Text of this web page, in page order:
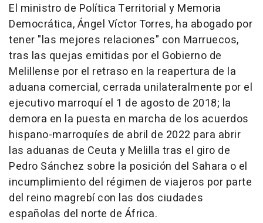
El ministro de Política Territorial y Memoria
Democrática, Ángel Víctor Torres, ha abogado por
tener "las mejores relaciones" con Marruecos,
tras las quejas emitidas por el Gobierno de
Melillense por el retraso en la reapertura de la
aduana comercial, cerrada unilateralmente por el
ejecutivo marroquí el 1 de agosto de 2018; la
demora en la puesta en marcha de los acuerdos
hispano-marroquíes de abril de 2022 para abrir
las aduanas de Ceuta y Melilla tras el giro de
Pedro Sánchez sobre la posición del Sahara o el
incumplimiento del régimen de viajeros por parte
del reino magrebí con las dos ciudades
españolas del norte de África.